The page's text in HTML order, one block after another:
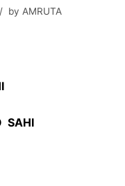
by AMRUTA
SAHI